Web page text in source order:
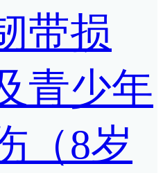
带损
青少年
（8岁